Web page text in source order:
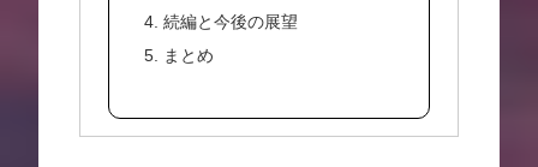
4. 続編と今後の展望
5. まとめ